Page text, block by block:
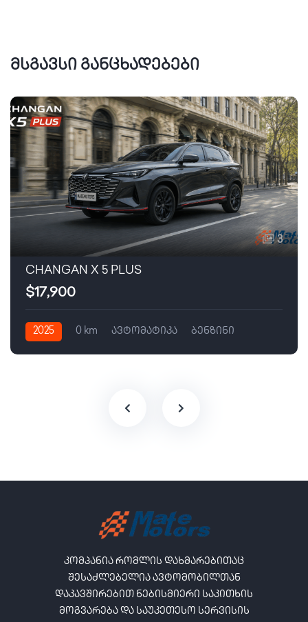
მსგავსი განცხადებები
3
CHANGAN X 5 PLUS
$17,900
2025 0 km ავტომატიკა ბენზინი
კომპანია რომლის დახმარებითაც
შესაძლებელია ავტომობილთან
დაკავშირებით ნებისმიერი საკითხის
მოგვარება და საუკეთესო სერვისის